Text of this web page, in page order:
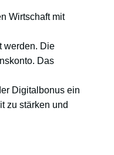
Wirtschaft mit
werden. Die
Das
Digitalbonus ein
zu stärken und